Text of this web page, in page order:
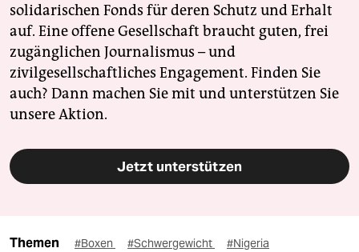
solidarischen Fonds für deren Schutz und Erhalt
auf. Eine offene Gesellschaft braucht guten, frei
zugänglichen Journalismus – und
zivilgesellschaftliches Engagement. Finden Sie
auch? Dann machen Sie mit und unterstützen Sie
unsere Aktion.
Jetzt unterstützen
Themen #Boxen #Schwergewicht #Nigeria